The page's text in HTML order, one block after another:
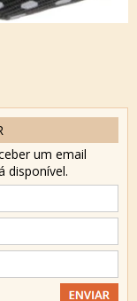
um email
disponível.